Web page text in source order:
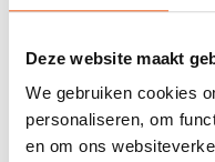
Deze website maakt
We gebruiken cookies
personaliseren, om
en om ons
INFORMATIE
De peddel grip met
op deelbare peddels of